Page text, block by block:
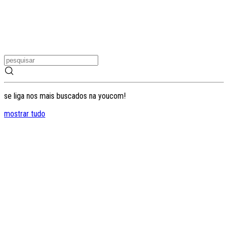
se liga nos mais buscados na youcom!
mostrar tudo